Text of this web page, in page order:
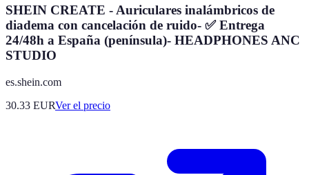
SHEIN CREATE - Auriculares inalámbricos de
diadema con cancelación de ruido- ✅ Entrega
24/48h a España (península)- HEADPHONES ANC
STUDIO
es.shein.com
30.33 EURVer el precio